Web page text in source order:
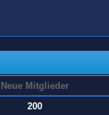
Neue Mitglieder
200